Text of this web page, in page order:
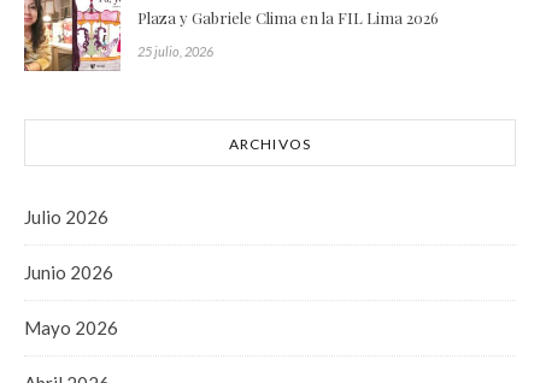
Plaza y Gabriele Clima en la FIL Lima 2026
25 julio, 2026
ARCHIVOS
Julio 2026
Junio 2026
Mayo 2026